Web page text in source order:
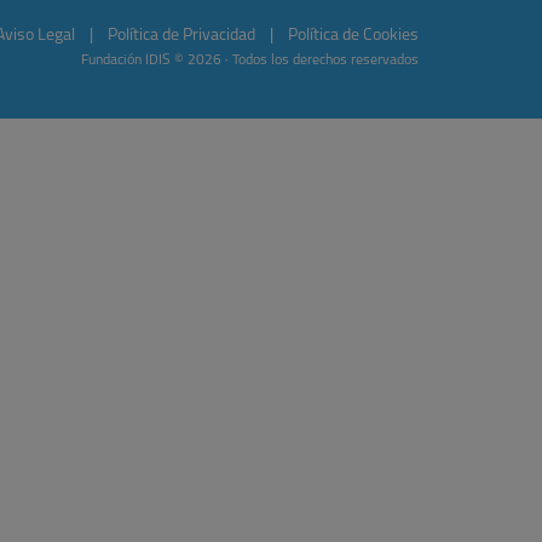
Legal Política de Privacidad Política de Cookies
Fundación IDIS © 2026 · Todos los derechos reservados